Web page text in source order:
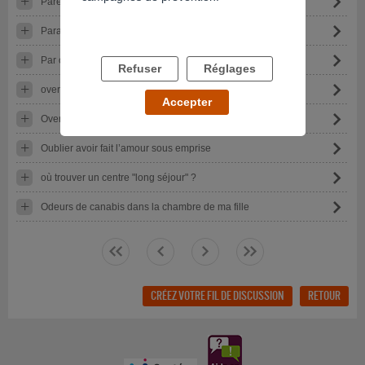
Parano de mon compagnon
Par où commencer....
overdoses
Overdose
Oublier avoir fait l’amour sous emprise
où trouver un centre "long séjour" ?
Odeurs de canabis dans la chambre de ma fille
<< < > >>
CRÉEZ VOTRE FIL DE DISCUSSION RETOUR
Refuser Réglages
Accepter